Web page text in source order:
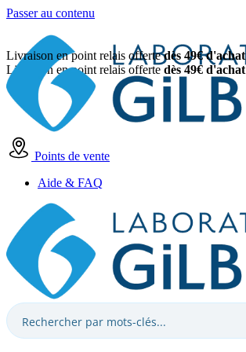
Passer au contenu
Livraison en point relais offertedès 49€ d'achat
Livraison en point relais offertedès 49€ d'achat
Points de vente
Aide & FAQ